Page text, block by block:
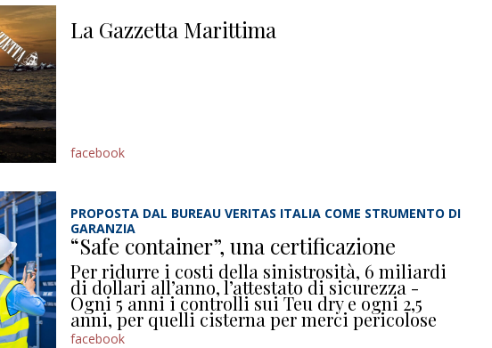
La Gazzetta Marittima
facebook
PROPOSTA DAL BUREAU VERITAS ITALIA COME STRUMENTO DI
GARANZIA
“Safe container”, una certificazione
Per ridurre i costi della sinistrosità, 6 miliardi
di dollari all’anno, l’attestato di sicurezza -
Ogni 5 anni i controlli sui Teu dry e ogni 2,5
anni, per quelli cisterna per merci pericolose
facebook